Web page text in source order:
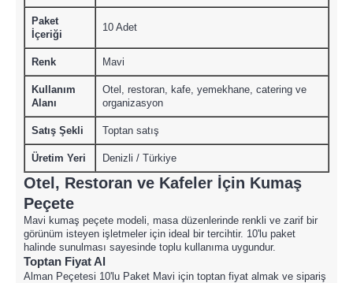
Paket
İçeriği
10 Adet
Renk Mavi
Kullanım
Alanı
Otel, restoran, kafe, yemekhane, catering ve
organizasyon
Satış Şekli Toptan satış
Üretim Yeri Denizli / Türkiye
Otel, Restoran ve Kafeler İçin Kumaş
Peçete
Mavi kumaş peçete modeli, masa düzenlerinde renkli ve zarif bir
görünüm isteyen işletmeler için ideal bir tercihtir. 10'lu paket
halinde sunulması sayesinde toplu kullanıma uygundur.
Toptan Fiyat Al
Alman Peçetesi 10'lu Paket Mavi için toptan fiyat almak ve sipariş